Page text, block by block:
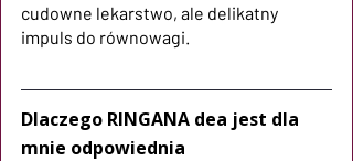
cudowne lekarstwo, ale delikatny
impuls do równowagi.
Dlaczego RINGANA dea jest dla
mnie odpowiednia